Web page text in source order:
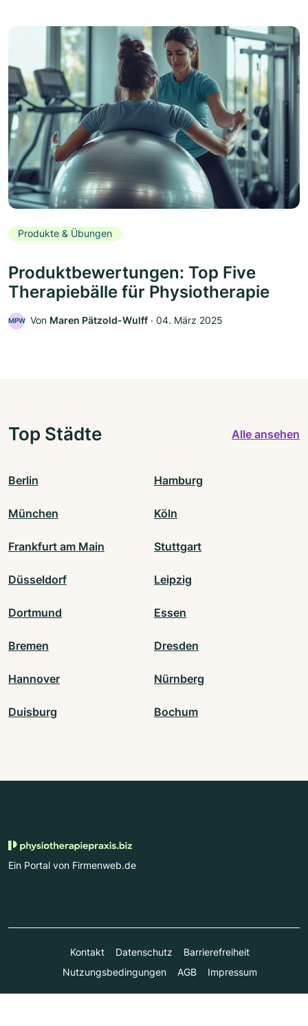
Produkte & Übungen
Produktbewertungen: Top Five
Therapiebälle für Physiotherapie
MPW Von Maren Pätzold-Wulff ‧ 04. März 2025
Top Städte Alle ansehen
Berlin Hamburg
München Köln
Frankfurt am Main Stuttgart
Düsseldorf Leipzig
Dortmund Essen
Bremen Dresden
Hannover Nürnberg
Duisburg Bochum
Ein Portal von Firmenweb.de
Kontakt Datenschutz
Barrierefreiheit
Nutzungsbedingungen
AGB Impressum